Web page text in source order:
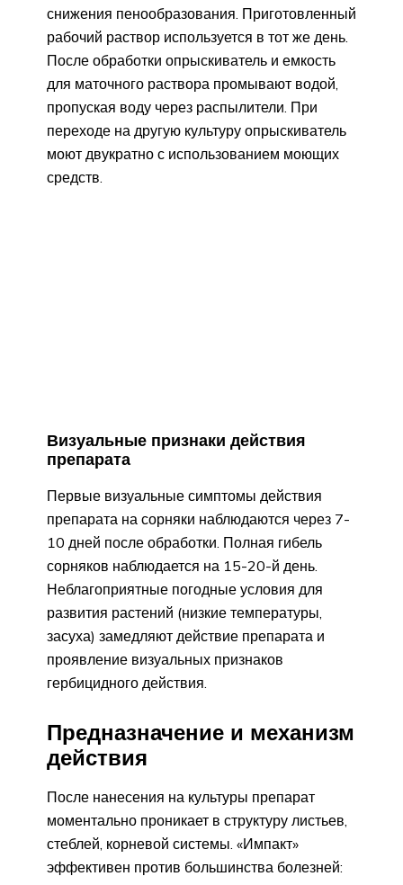
снижения пенообразования. Приготовленный
рабочий раствор используется в тот же день.
После обработки опрыскиватель и емкость
для маточного раствора промывают водой,
пропуская воду через распылители. При
переходе на другую культуру опрыскиватель
моют двукратно с использованием моющих
средств.
Визуальные признаки действия
препарата
Первые визуальные симптомы действия
препарата на сорняки наблюдаются через 7-
10 дней после обработки. Полная гибель
сорняков наблюдается на 15-20-й день.
Неблагоприятные погодные условия для
развития растений (низкие температуры,
засуха) замедляют действие препарата и
проявление визуальных признаков
гербицидного действия.
Предназначение и механизм
действия
После нанесения на культуры препарат
моментально проникает в структуру листьев,
стеблей, корневой системы. «Импакт»
эффективен против большинства болезней: